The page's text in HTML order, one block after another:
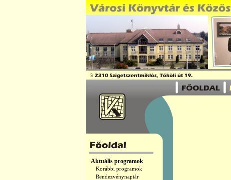
Aktuális programok
Korábbi programok
Rendezvénynaptár